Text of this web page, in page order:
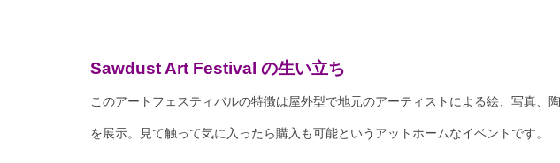
Sawdust Art Festival の生い立ち
このアートフェスティバルの特徴は屋外型で地元のアーティストによる絵、写真、
を展示。見て触って気に入ったら購入も可能というアットホームなイベントです。